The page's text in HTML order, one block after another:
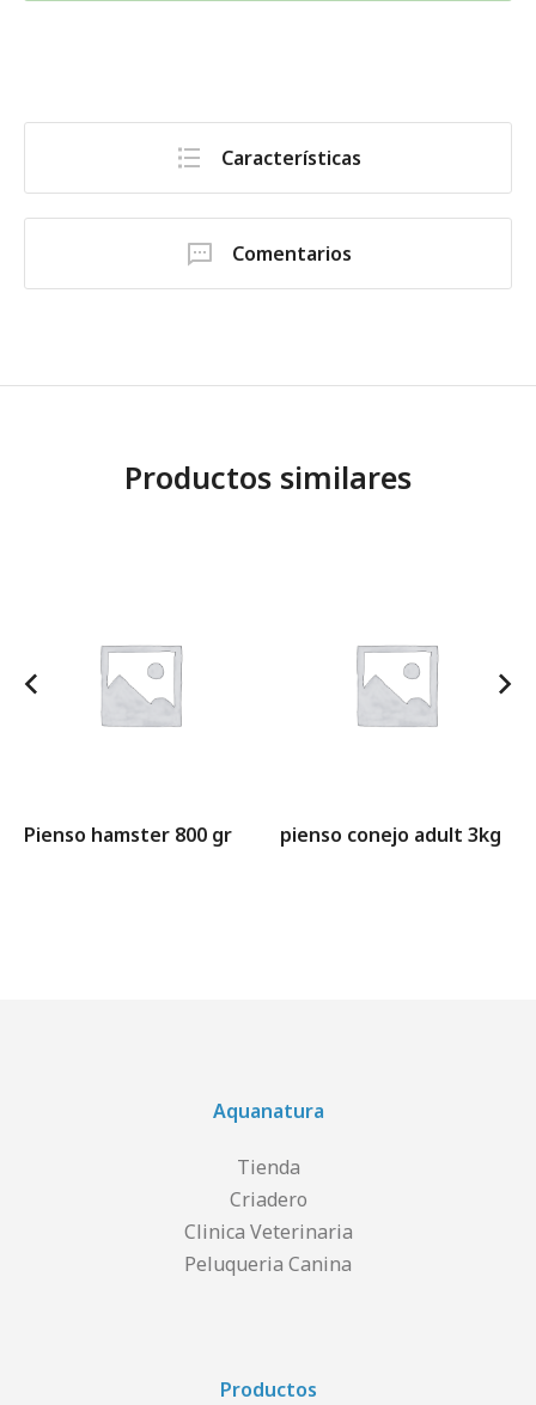
Características
Comentarios
Productos similares
Pienso hamster 800 gr pienso conejo adult 3kg
Aquanatura
Tienda
Criadero
Clinica Veterinaria
Peluqueria Canina
Productos